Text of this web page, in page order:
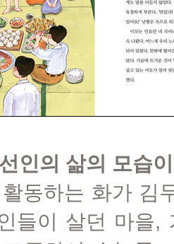
인의 삶의 모습
동하는 화가 김
들이 살던 마을,